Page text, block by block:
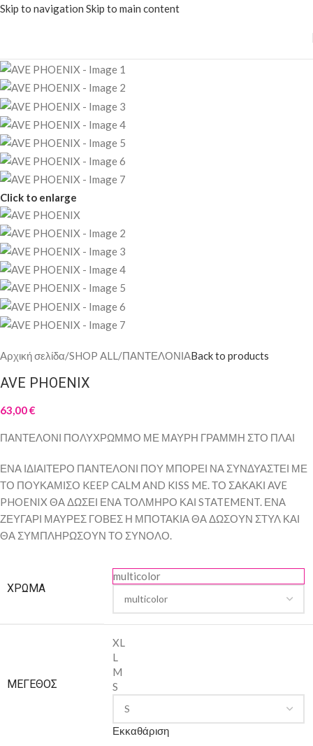
Skip to navigation Skip to main content
Click to enlarge
Αρχική σελίδα/SHOP ALL/ΠΑΝΤΕΛΟΝΙΑBack to products
AVE PHOENIX
63,00€
ΠΑΝΤΕΛΟΝΙ ΠΟΛΥΧΡΩΜΜΟ ΜΕ ΜΑΥΡΗ ΓΡΑΜΜΗ ΣΤΟ ΠΛΑΙ
ΕΝΑ ΙΔΙΑΙΤΕΡΟ ΠΑΝΤΕΛΟΝΙ ΠΟΥ ΜΠΟΡΕΙ ΝΑ ΣΥΝΔΥΑΣΤΕΙ ΜΕ
ΤΟ ΠΟΥΚΑΜΙΣΟ KEEP CALM AND KISS ME. ΤΟ ΣΑΚΑΚΙ AVE
PHOENIX ΘΑ ΔΩΣΕΙ ΕΝΑ ΤΟΛΜΗΡΟ ΚΑΙ STATEMENT. ΕΝΑ
ΖΕΥΓΑΡΙ ΜΑΥΡΕΣ ΓΟΒΕΣ Η ΜΠΟΤΑΚΙΑ ΘΑ ΔΩΣΟΥΝ ΣΤΥΛ ΚΑΙ
ΘΑ ΣΥΜΠΛΗΡΩΣΟΥΝ ΤΟ ΣΥΝΟΛΟ.
ΧΡΏΜΑ
multicolor
ΜΈΓΕΘΟΣ
XL
L
M
S
Εκκαθάριση